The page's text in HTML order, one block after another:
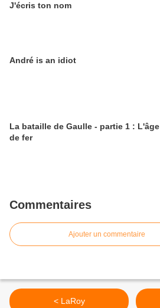
J'écris ton nom
André is an idiot
La bataille de Gaulle - partie 1 : L'âge
de fer
Commentaires
Ajouter un commentaire
< LaRoy